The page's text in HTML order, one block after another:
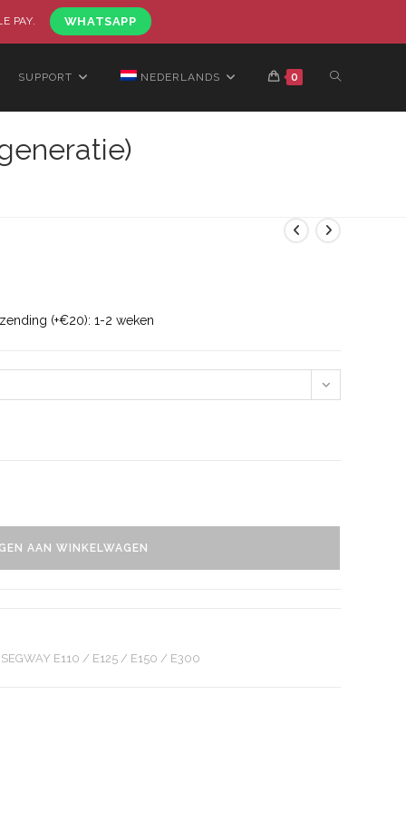
PAY. WHATSAPP
SUPPORT NEDERLANDS 0
(+€20): 1-2 weken
AAN WINKELWAGEN
SEGWAY E110 / E125 / E150 / E300